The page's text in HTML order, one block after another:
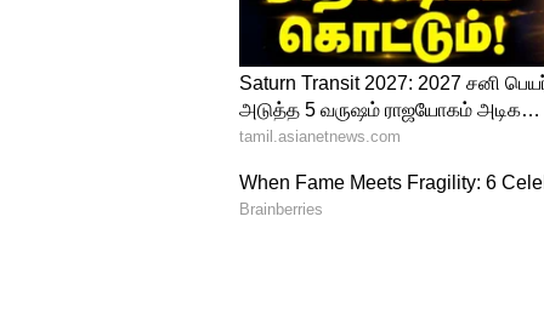
இதுதொடர்பாக ராஜேந்திர
அதற்கு பதிலளித்த அவர்;-
இதையெல்லாம் ஆடியோவாக